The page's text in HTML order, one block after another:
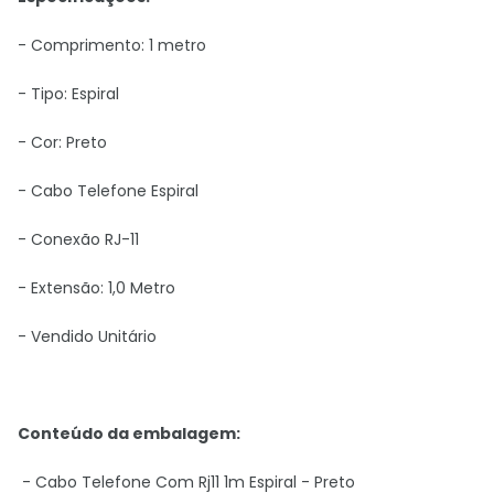
- Comprimento: 1 metro
- Tipo: Espiral
- Cor: Preto
- Cabo Telefone Espiral
- Conexão RJ-11
- Extensão: 1,0 Metro
- Vendido Unitário
Conteúdo da embalagem:
- Cabo Telefone Com Rj11 1m Espiral - Preto